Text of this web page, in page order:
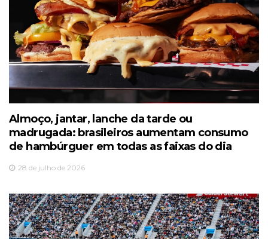
Almoço, jantar, lanche da tarde ou
madrugada: brasileiros aumentam consumo
de hambúrguer em todas as faixas do dia
28 de julho de 2026